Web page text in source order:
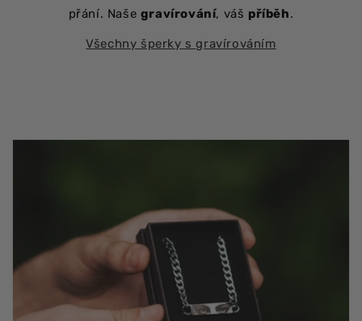
přání. Naše gravírování, váš příběh.
Všechny šperky s gravírováním